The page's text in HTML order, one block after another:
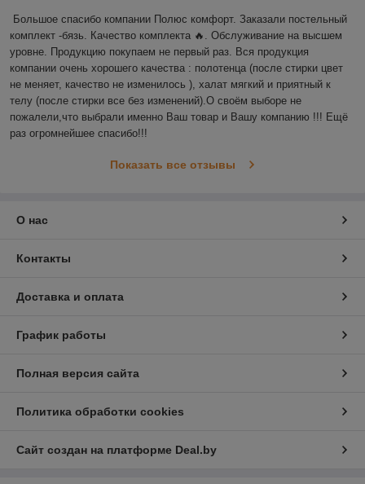
Большое спасибо компании Полюс комфорт. Заказали постельный
комплект -бязь. Качество комплекта 🔥. Обслуживание на высшем
уровне. Продукцию покупаем не первый раз. Вся продукция
компании очень хорошего качества : полотенца (после стирки цвет
не меняет, качество не изменилось ), халат мягкий и приятный к
телу (после стирки все без изменений).О своём выборе не
пожалели,что выбрали именно Ваш товар и Вашу компанию !!! Ещё
раз огромнейшее спасибо!!!
Показать все отзывы
О нас
Контакты
Доставка и оплата
График работы
Полная версия сайта
Политика обработки cookies
Сайт создан на платформе Deal.by